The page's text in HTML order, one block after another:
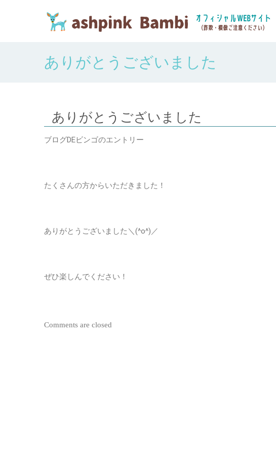
ありがとうございました
ありがとうございました
ブログDEビンゴのエントリー
たくさんの方からいただきました！
ありがとうございました＼(^o^)／
ぜひ楽しんでください！
Comments are closed